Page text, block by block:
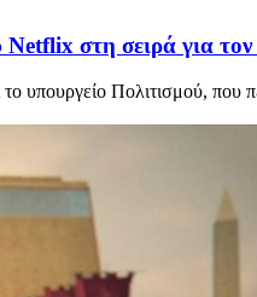
Netflix στη σειρά για
υπουργείο Πολιτισμού, που